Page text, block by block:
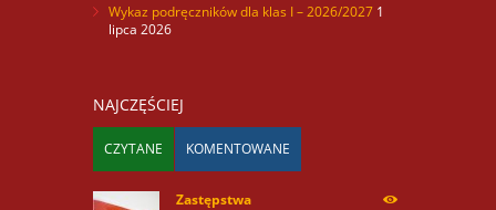
Wykaz podręczników dla klas I – 2026/2027 1
lipca 2026
NAJCZĘŚCIEJ
CZYTANE KOMENTOWANE
Zastępstwa